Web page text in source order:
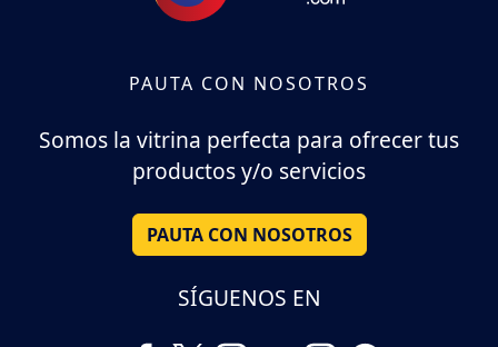
PAUTA CON NOSOTROS
Somos la vitrina perfecta para ofrecer tus
productos y/o servicios
PAUTA CON NOSOTROS
SÍGUENOS EN